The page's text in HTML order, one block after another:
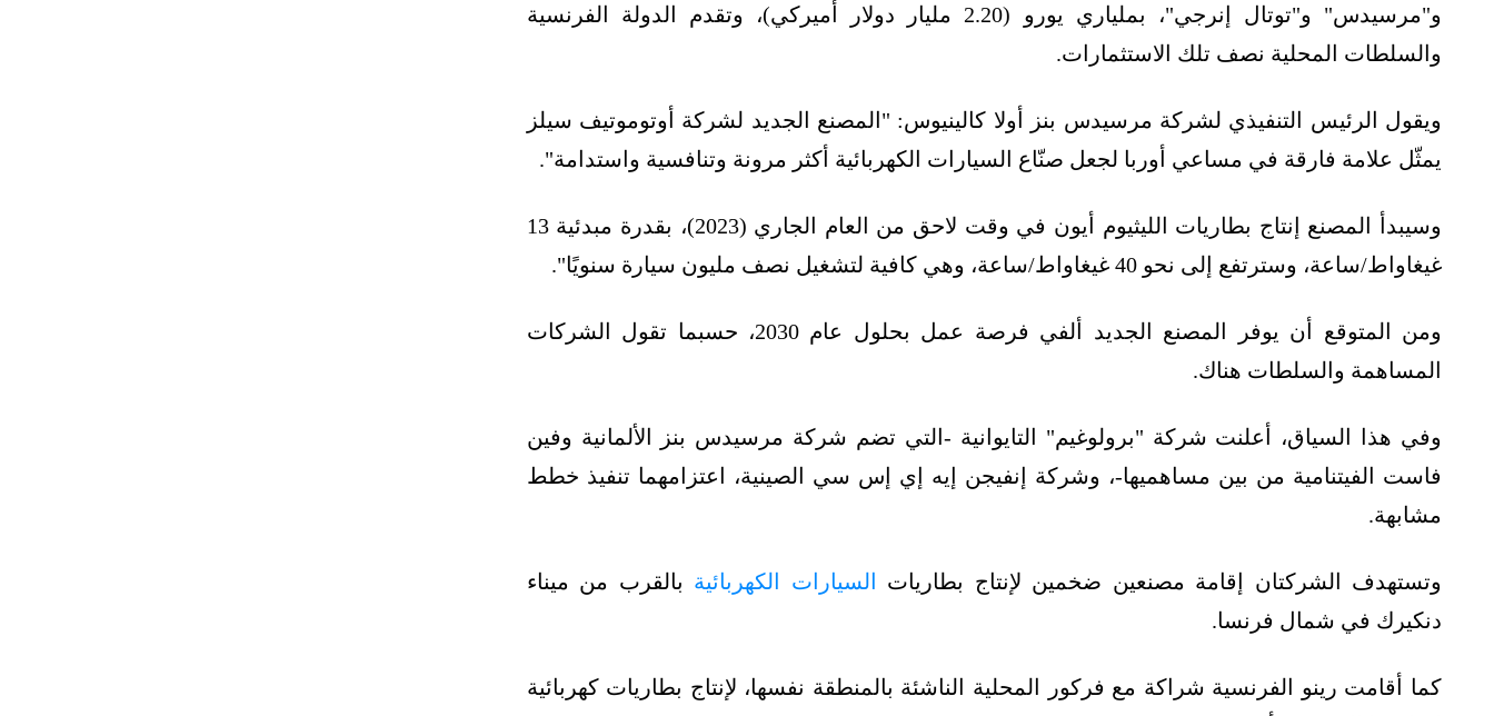
و"مرسيدس" و"توتال إنرجي"، بملياري يورو (2.20 مليار دولار أميركي)، وتقدم الدولة الفرنسية
والسلطات المحلية نصف تلك الاستثمارات.
ويقول الرئيس التنفيذي لشركة مرسيدس بنز أولا كالينيوس: "المصنع الجديد لشركة أوتوموتيف سيلز
يمثّل علامة فارقة في مساعي أوربا لجعل صنّاع السيارات الكهربائية أكثر مرونة وتنافسية واستدامة".
وسيبدأ المصنع إنتاج بطاريات الليثيوم أيون في وقت لاحق من العام الجاري (2023)، بقدرة مبدئية 13
غيغاواط/ساعة، وسترتفع إلى نحو 40 غيغاواط/ساعة، وهي كافية لتشغيل نصف مليون سيارة سنويًا".
ومن المتوقع أن يوفر المصنع الجديد ألفي فرصة عمل بحلول عام 2030، حسبما تقول الشركات
المساهمة والسلطات هناك.
وفي هذا السياق، أعلنت شركة "برولوغيم" التايوانية -التي تضم شركة مرسيدس بنز الألمانية وفين
فاست الفيتنامية من بين مساهميها-، وشركة إنفيجن إيه إي إس سي الصينية، اعتزامهما تنفيذ خطط
مشابهة.
وتستهدف الشركتان إقامة مصنعين ضخمين لإنتاج بطاريات السيارات الكهربائية بالقرب من ميناء
دنكيرك في شمال فرنسا.
كما أقامت رينو الفرنسية شراكة مع فركور المحلية الناشئة بالمنطقة نفسها، لإنتاج بطاريات كهربائية